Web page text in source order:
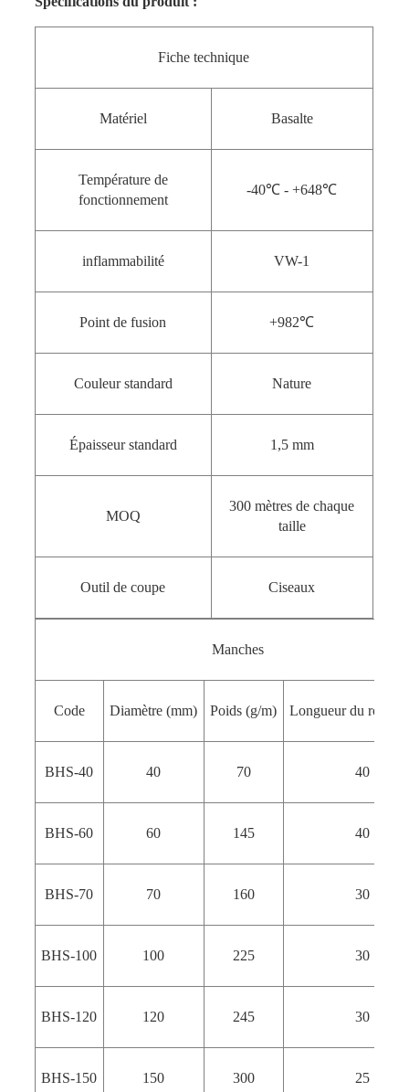
Fiche technique
Matériel Basalte
Température de
fonctionnement
-40℃ - +648℃
inflammabilité VW-1
Point de fusion +982℃
Couleur standard Nature
Épaisseur standard 1,5 mm
MOQ
300 mètres de chaque
taille
Outil de coupe Ciseaux
Manches
Code Diamètre (mm) Poids (g/m) Longueur du
BHS-40 40 70 40
BHS-60 60 145 40
BHS-70 70 160 30
BHS-100 100 225 30
BHS-120 120 245 30
BHS-150 150 300 25